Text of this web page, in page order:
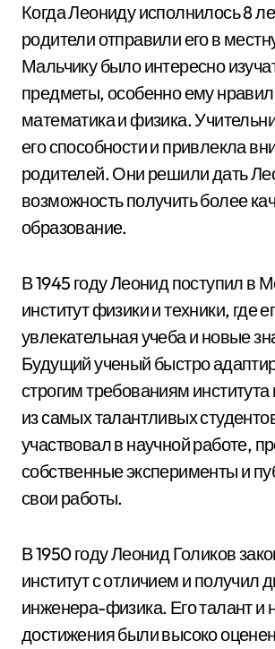
Когда Леониду исполнилось 8
родители отправили его в
Мальчику было интересно
предметы, особенно ему
математика и физика.
его способности и привлекла
родителей. Они решили дать
возможность получить более
образование.
В 1945 году Леонид поступил в
институт физики и техники, где
увлекательная учеба и новые
Будущий ученый быстро
строгим требованиям
из самых талантливых
участвовал в научной работе,
собственные эксперименты и
свои работы.
В 1950 году Леонид Голиков
институт с отличием и получил
инженера-физика. Его талант и
достижения были высоко